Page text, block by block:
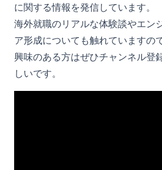
に関する情報を発信しています。
海外就職のリアルな体験談やエン
ア形成についても触れていますので
興味のある方はぜひチャンネル登
しいです。